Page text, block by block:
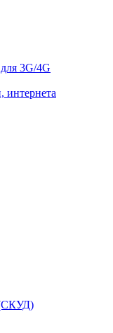
3G/4G
интернета
(СКУД)